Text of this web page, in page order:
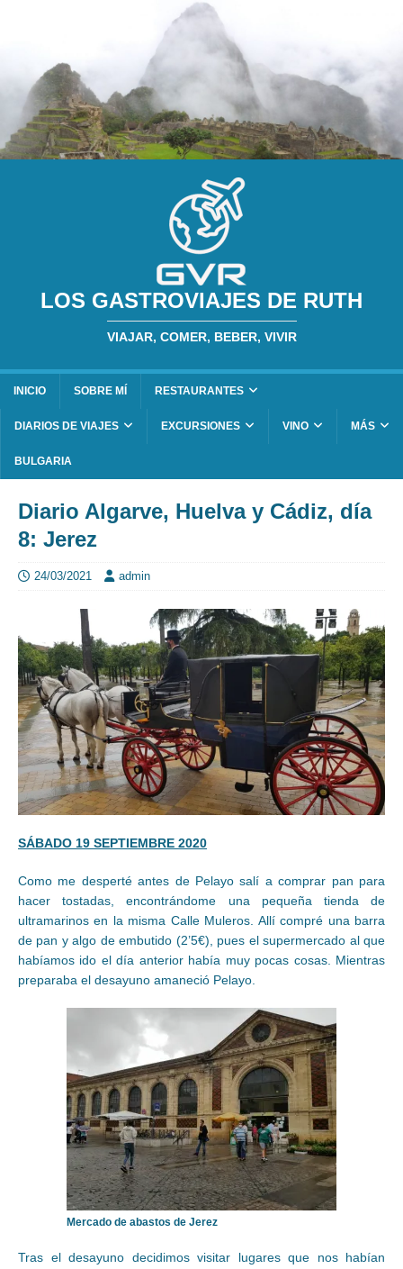
LOS GASTROVIAJES DE RUTH
VIAJAR, COMER, BEBER, VIVIR
INICIO SOBRE MÍ RESTAURANTES
DIARIOS DE VIAJES EXCURSIONES VINO MÁS
BULGARIA
Diario Algarve, Huelva y Cádiz, día
8: Jerez
24/03/2021 admin
SÁBADO 19 SEPTIEMBRE 2020
Como me desperté antes de Pelayo salí a comprar pan para
hacer tostadas, encontrándome una pequeña tienda de
ultramarinos en la misma Calle Muleros. Allí compré una barra
de pan y algo de embutido (2’5€), pues el supermercado al que
habíamos ido el día anterior había muy pocas cosas. Mientras
preparaba el desayuno amaneció Pelayo.
Mercado de abastos de Jerez
Tras el desayuno decidimos visitar lugares que nos habían